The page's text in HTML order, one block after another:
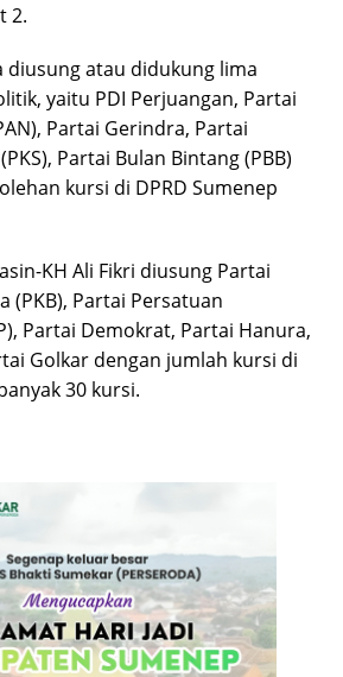
2.
diusung atau didukung lima
yaitu PDI Perjuangan, Partai
Partai Gerindra, Partai
Partai Bulan Bintang (PBB)
kursi di DPRD Sumenep
KH Ali Fikri diusung Partai
(PKB), Partai Persatuan
Partai Demokrat, Partai Hanura,
Golkar dengan jumlah kursi di
30 kursi.